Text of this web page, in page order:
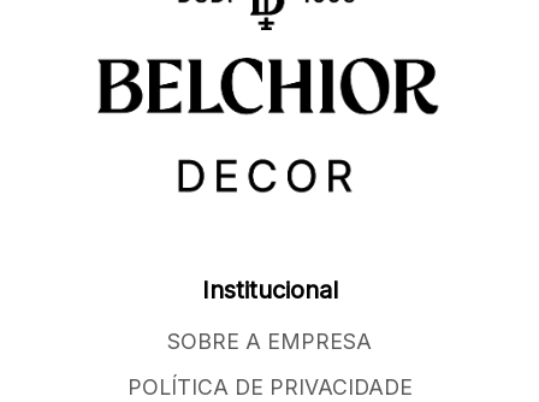
Institucional
SOBRE A EMPRESA
POLÍTICA DE PRIVACIDADE